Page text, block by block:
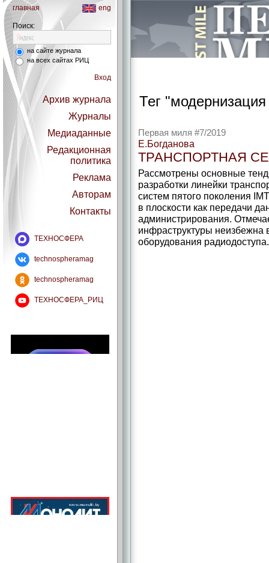
главная eng
Поиск:
на сайте журнала
на всех сайтах РИЦ
Вход
Архив журнала
Журналы
Медиаданные
Редакционная
политика
Реклама
Авторам
Контакты
ТЕХНОСФЕРА
technospheramag
technospheramag
ТЕХНОСФЕРА_РИЦ
Тег
Первая миля #7/2019
Е.Богданова
ТРАНСПОРТНАЯ
Рассмотрены основные
разработки линейки
систем пятого поколения
в плоскости как передачи
администрирования.
инфраструктуры неизбежна
оборудования радиодоступа.